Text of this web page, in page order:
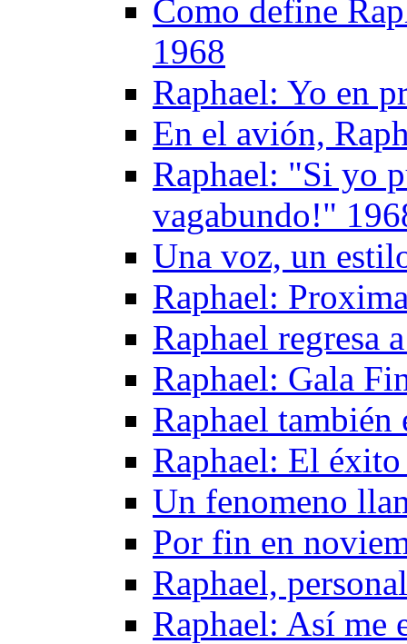
Como define
1968
Raphael: Yo en
En el avión,
Raphael: "Si yo
vagabundo!"
Una voz, un
Raphael:
Raphael regresa
Raphael: Gala
Raphael también
Raphael: El
Un fenomeno
Por fin en
Raphael,
Raphael: Así me